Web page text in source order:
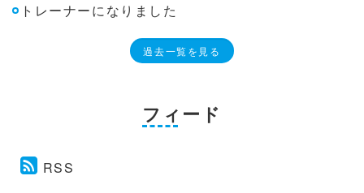
トレーナーになりました
過去一覧を見る
フィード
RSS